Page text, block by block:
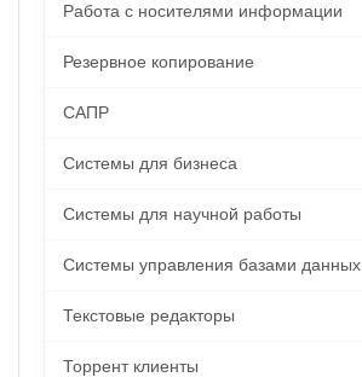
Работа с носителями информации
Резервное копирование
САПР
Системы для бизнеса
Системы для научной работы
Системы управления базами данных
Текстовые редакторы
Торрент клиенты